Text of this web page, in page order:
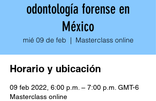
odontología forense en
México
mié 09 de feb
  |
Masterclass online
Horario y ubicación
09 feb 2022, 6:00 p.m. – 7:00 p.m. GMT-6
Masterclass online